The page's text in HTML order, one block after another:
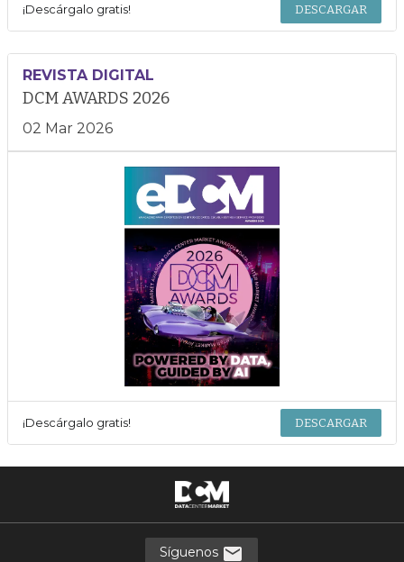
¡Descárgalo gratis! DESCARGAR
REVISTA DIGITAL
DCM AWARDS 2026
02 Mar 2026
¡Descárgalo gratis! DESCARGAR
Síguenos